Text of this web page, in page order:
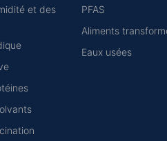
et des
PFAS
Aliments
Eaux usées